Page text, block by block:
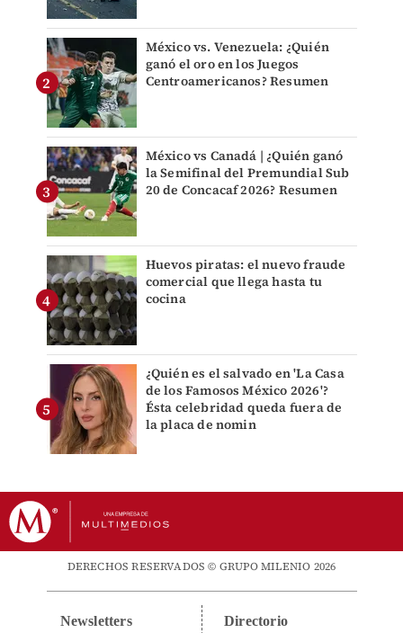
México vs. Venezuela: ¿Quién
ganó el oro en los Juegos
Centroamericanos? Resumen
México vs Canadá | ¿Quién ganó
la Semifinal del Premundial Sub
20 de Concacaf 2026? Resumen
Huevos piratas: el nuevo fraude
comercial que llega hasta tu
cocina
¿Quién es el salvado en 'La Casa
de los Famosos México 2026'?
Ésta celebridad queda fuera de
la placa de nomin
DERECHOS RESERVADOS © GRUPO MILENIO 2026
Newsletters Directorio